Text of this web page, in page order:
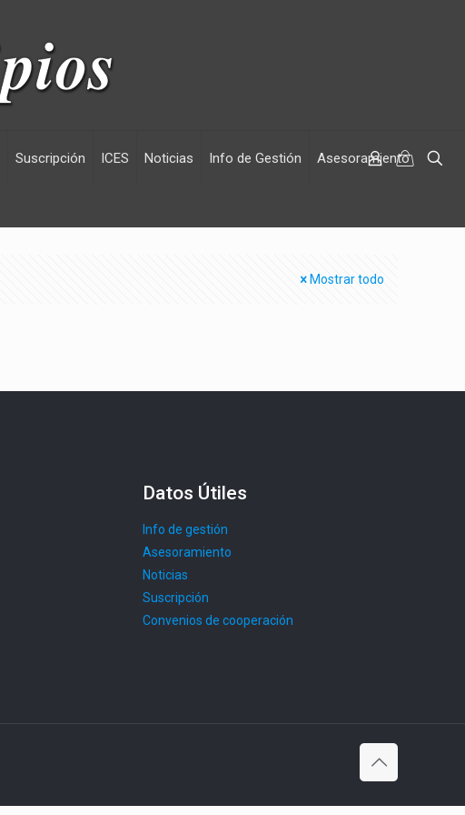
Suscripción ICES Noticias Info de Gestión Asesoramiento
Mostrar todo
Datos Útiles
Info de gestión
Asesoramiento
Noticias
Suscripción
Convenios de cooperación